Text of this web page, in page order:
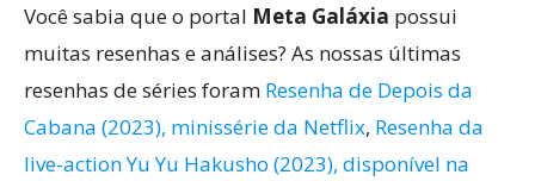
Você sabia que o portal Meta Galáxia possui
muitas resenhas e análises? As nossas últimas
resenhas de séries foram Resenha de Depois da
Cabana (2023), minissérie da Netflix, Resenha da
live-action Yu Yu Hakusho (2023), disponível na